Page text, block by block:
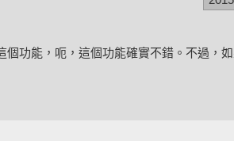
個功能，呃，這個功能確實不錯。不過，